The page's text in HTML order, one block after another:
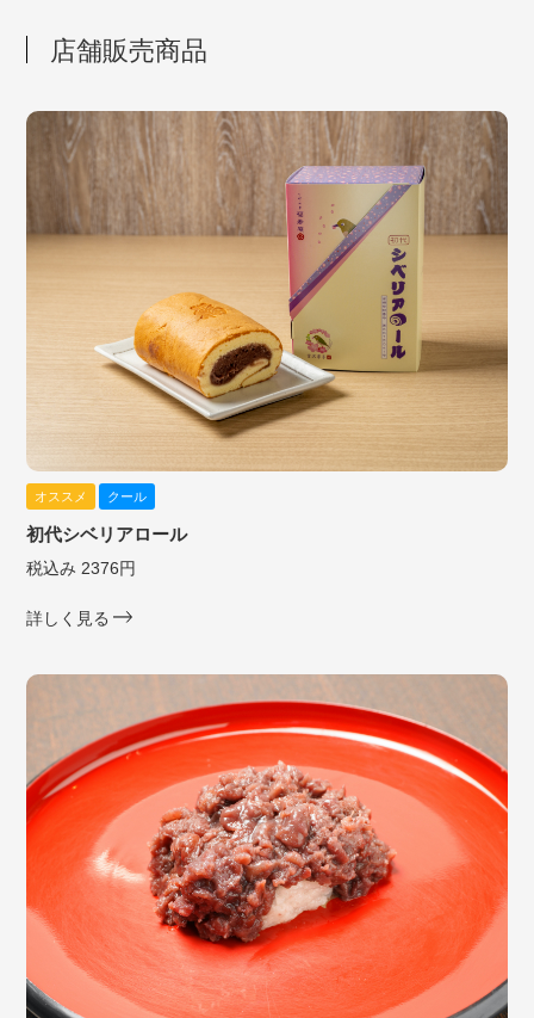
店舗販売商品
オススメ クール
初代シベリアロール
税込み 2376円
詳しく見る